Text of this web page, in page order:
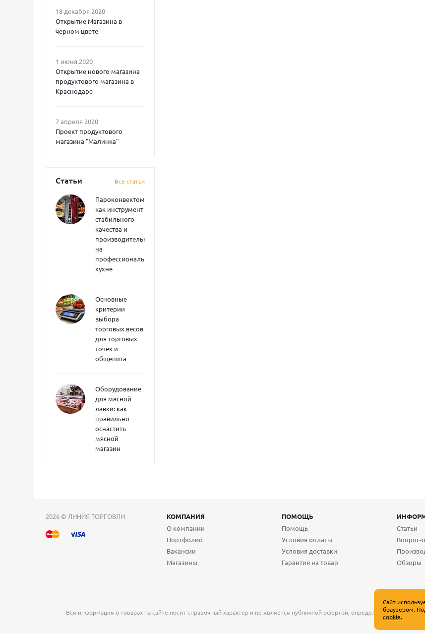
18 декабря 2020
Открытие Магазина в
черном цвете
1 июня 2020
Открытие нового магазина
продуктового магазина в
Краснодаре
7 апреля 2020
Проект продуктового
магазина "Малинка"
Статьи Все статьи
Пароконвектоматы
как инструмент
стабильного
качества и
производительности
на
профессиональной
кухне
Основные
критерии
выбора
торговых весов
для торговых
точек и
общепита
Оборудование
для мясной
лавки: как
правильно
оснастить
мясной
магазин
2026 © ЛИНИЯ ТОРГОВЛИ КОМПАНИЯ ПОМОЩЬ
О компании
Портфолио
Вакансии
Магазины
Помощь
Условия оплаты
Условия доставки
Гарантия на товар
Статьи
Вопрос-
Обзоры
Вся информация о товарах на сайте носит справочный характер и не является публичной офертой, определяемой
Сайт
браузером.
cookie.